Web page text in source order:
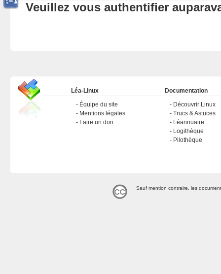
Veuillez vous authentifier
Léa-Linux
Équipe du site
Mentions légales
Faire un don
Documentation
Découvrir Linux
Trucs & Astuces
Léannuaire
Logithèque
Pilothèque
Sauf mention contraire, les